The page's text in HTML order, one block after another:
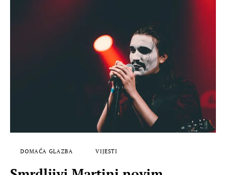
DOMAĆA GLAZBA VIJESTI